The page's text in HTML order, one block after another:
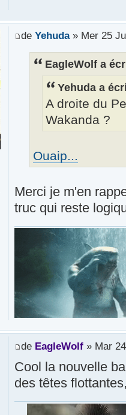
de Yehuda» Mer 25
EagleWolf a
Yehuda a
A droite du
Wakanda ?
Ouaip...
Merci je m'en
truc qui reste
de EagleWolf» Mar
Cool la nouvelle
des têtes